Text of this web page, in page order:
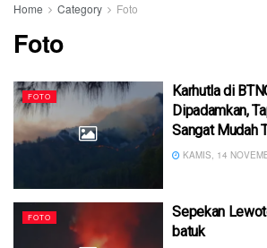
Home Category Foto
Foto
FOTO
Karhutla di
Dipadamkan,
Sangat Mudah
KAMIS, 14
FOTO
Sepekan
batuk